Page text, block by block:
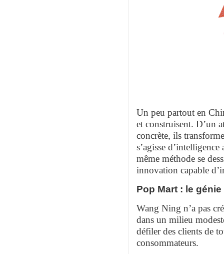
Un peu partout en
et construisent. D’un
concrète, ils
s’agisse
même méthode se
innovation capable
Pop Mart : le
Wang Ning n’a pas
dans un milieu
défiler des clients de
consommateurs.